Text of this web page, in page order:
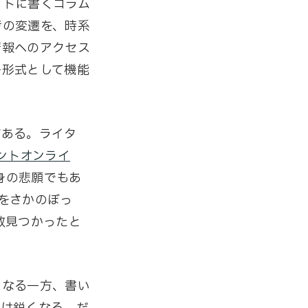
に書くコラム
変遷を、時系
へのアクセス
式として機能
る。ライタ
トオンライ
の悲願でもあ
さかのぼっ
つかったと
る一方、書い